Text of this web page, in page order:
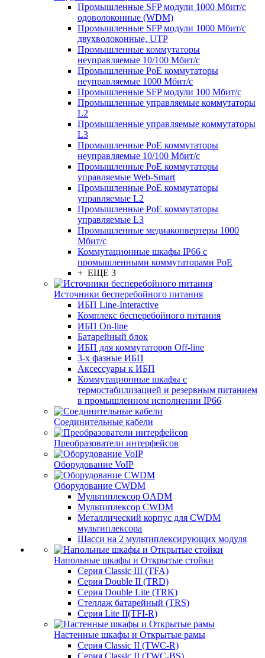
Промышленные SFP модули 1000 Мбит/c
одоволоконные (WDM)
Промышленные SFP модули 1000 Мбит/c
двухволоконные, UTP
Промышленные коммутаторы
неуправляемые 10/100 Мбит/с
Промышленные PoE коммутаторы
неуправляемые 1000 Мбит/с
Промышленные SFP модули 100 Мбит/c
Промышленные управляемые коммутаторы
L2
Промышленные управляемые коммутаторы
L3
Промышленные PoE коммутаторы
неуправляемые 10/100 Мбит/с
Промышленные PoE коммутаторы
управляемые Web-Smart
Промышленные PoE коммутаторы
управляемые L2
Промышленные PoE коммутаторы
управляемые L3
Промышленные медиаконвертеры 1000
Мбит/с
Коммутационные шкафы IP66 c
промышленными коммутаторами PoE
+ ЕЩЕ 3
Источники бесперебойного питания
ИБП Line-Interactive
Комплекс бесперебойного питания
ИБП On-line
Батарейный блок
ИБП для коммутаторов Off-line
3-х фазные ИБП
Аксессуары к ИБП
Коммутационные шкафы с
термостабилизацией и резервным питанием
в промышленном исполнении IP66
Соединительные кабели
Преобразователи интерфейсов
Оборудование VoIP
Оборудование CWDM
Мультиплекcор OADM
Мультиплексор CWDM
Металлический корпус для CWDM
мультиплексора
Шасси на 2 мультиплексирующих модуля
Напольные шкафы и Открытые стойки
Серия Classic III (TFA)
Серия Double II (TRD)
Серия Double Lite (TRK)
Стеллаж батарейный (TRS)
Серия Lite II(TFI-R)
Настенные шкафы и Открытые рамы
Серия Classic II (TWC-R)
Серия Classic II (TWC-BS)